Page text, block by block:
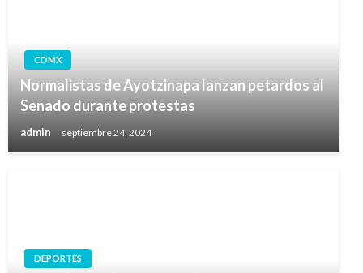
CDMX
Normalistas de Ayotzinapa lanzan petardos al
Senado durante protestas
admin septiembre 24, 2024
DEPORTES